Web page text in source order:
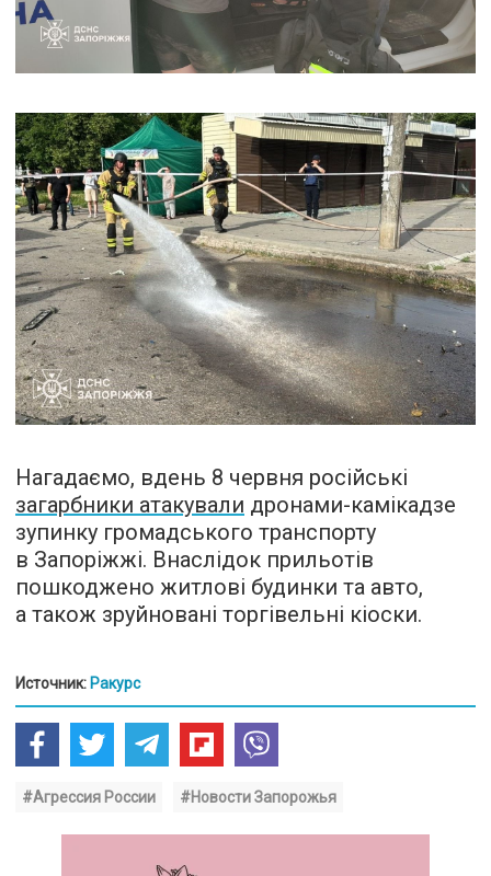
Нагадаємо, вдень 8 червня російські
загарбники атакували дронами-камікадзе
зупинку громадського транспорту
в Запоріжжі. Внаслідок прильотів
пошкоджено житлові будинки та авто,
а також зруйновані торгівельні кіоски.
Источник: Ракурс
#Агрессия России #Новости Запорожья